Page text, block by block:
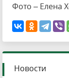
Фото – Елена
Новости